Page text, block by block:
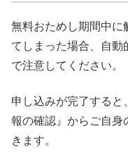
無料おためし期間中に
てしまった場合、自
で注意してください。
申し込みが完了する
報の確認』からご自身
きます。